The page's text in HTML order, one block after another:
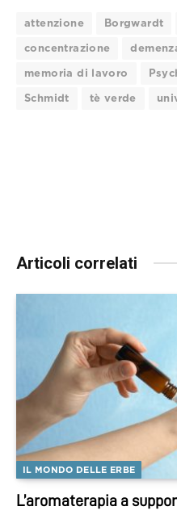
attenzione Borgwardt
concentrazione
memoria di lavoro
Schmidt tè verde
Articoli correlati
IL MONDO DELLE ERBE
L’aromaterapia a